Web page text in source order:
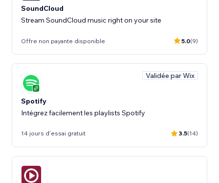
SoundCloud
Stream SoundCloud music right on your site
Offre non payante disponible 5.0(9)
Validée par Wix
Spotify
Intégrez facilement les playlists Spotify
14 jours d'essai gratuit 3.5(14)